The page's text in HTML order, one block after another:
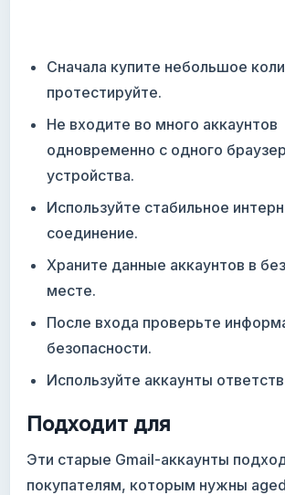
Сначала купите небольшое
протестируйте.
Не входите во много аккаунтов
одновременно с одного
устройства.
Используйте стабильное
соединение.
Храните данные аккаунтов в
месте.
После входа проверьте
безопасности.
Используйте аккаунты
Подходит для
Эти старые Gmail-аккаунты
покупателям, которым нужны